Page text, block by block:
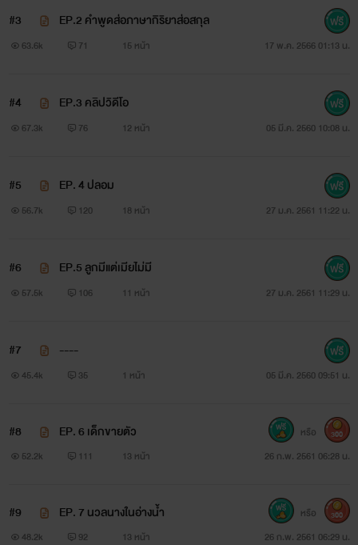
คู่รอง
: สาวประเภทสองหน้าสวย อกใหญ่ ผมยาว เห็นสวยแบบนี้
ทัช
กลายเป็น'เมีย'กะเทยแต่งหญิงซะงั้น
**************************************
แฟนเพจไว้ติดตามการอัพค่ะ
.
#3 EP.2 คำพูดส่อภาษากิริยาส่อสกุล
63.6k 71 15 หน้า 17 พ.ค. 2566 01:13 น.
#4 EP.3 คลิปวิดีโอ
67.3k 76 12 หน้า 05 มี.ค. 2560 10:08 น.
#5 EP. 4 ปลอม
56.7k 120 18 หน้า 27 ม.ค. 2561 11:22 น.
#6 EP.5 ลูกมีแต่เมียไม่มี
57.5k 106 11 หน้า 27 ม.ค. 2561 11:29 น.
#7 ----
45.4k 35 1 หน้า 05 มี.ค. 2560 09:51 น.
#8 EP. 6 เด็กขายตัว
52.2k 111 13 หน้า 26 ก.พ. 2561 06:28 น.
หรือ 300
#9 EP. 7 นวลนางในอ่างน้ำ
48.2k 92 13 หน้า 26 ก.พ. 2561 06:29 น.
หรือ 300